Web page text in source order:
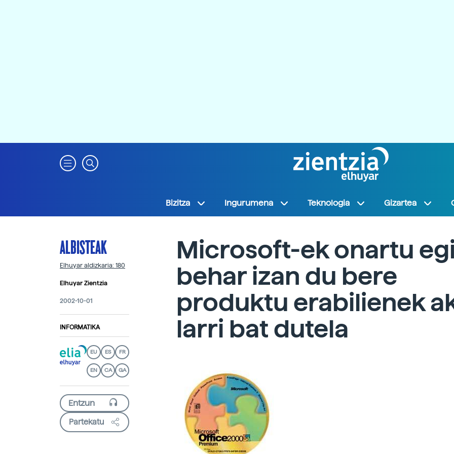
Bizitza Ingurumena Teknologia Gizartea
ALBISTEAK
Elhuyar aldizkaria: 180
Elhuyar Zientzia
2002-10-01
INFORMATIKA
EU ES FR
EN CA GA
Partekatu
Microsoft-ek onartu
behar izan du bere
produktu erabilienek
larri bat dutela